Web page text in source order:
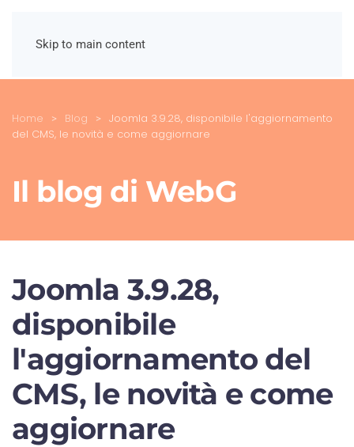
Skip to main content
Home Blog
Joomla 3.9.28, disponibile l'aggiornamento
del CMS, le novità e come aggiornare
Il blog di WebG
Joomla 3.9.28,
disponibile
l'aggiornamento del
CMS, le novità e come
aggiornare